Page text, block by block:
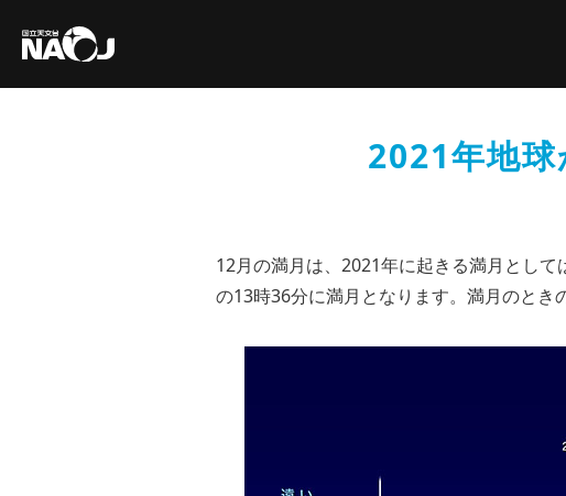
2021年地球
12月の満月は、2021年に起きる満月とし
の13時36分に満月となります。満月のとき